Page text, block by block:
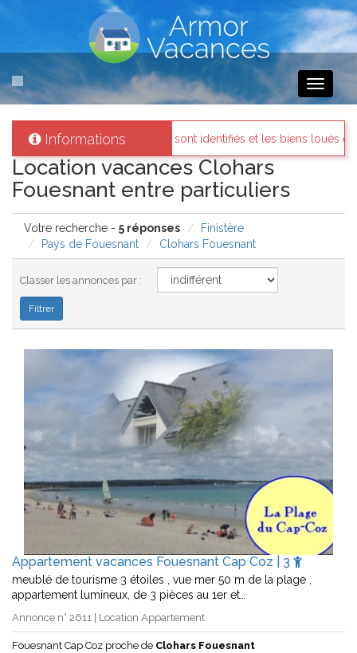
Toggle
Informations
sont identifiés et les biens loués existent réellement.
Location vacances Clohars
Fouesnant entre particuliers
Votre recherche - 5 réponses
Finistère
Pays de Fouesnant
Clohars Fouesnant
Classer les annonces par :
Appartement vacances Fouesnant Cap Coz | 3
meublé de tourisme 3 étoiles , vue mer 50 m de la plage ,
appartement lumineux, de 3 pièces au 1er et…
Annonce n° 2611 | Location Appartement
Fouesnant Cap Coz proche de Clohars Fouesnant